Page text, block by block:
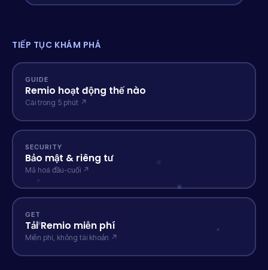
TIẾP TỤC KHÁM PHÁ
GUIDE
Remio hoạt động thế nào
Cài trong 5 phút ↗
SECURITY
Bảo mật & riêng tư
Mã hoá đầu-cuối ↗
GET
Tải Remio miễn phí
Miễn phí, không tài khoản ↗